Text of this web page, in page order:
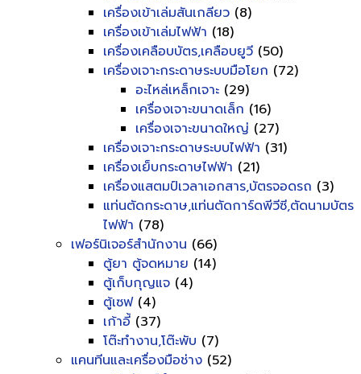
เครื่องเข้าเล่มสันเกลียว (8)
เครื่องเข้าเล่มไฟฟ้า (18)
เครื่องเคลือบบัตร,เคลือบยูวี (50)
เครื่องเจาะกระดาษระบบมือโยก (72)
อะไหล่เหล็กเจาะ (29)
เครื่องเจาะขนาดเล็ก (16)
เครื่องเจาะขนาดใหญ่ (27)
เครื่องเจาะกระดาษระบบไฟฟ้า (31)
เครื่องเย็บกระดาษไฟฟ้า (21)
เครื่องแสตมป์เวลาเอกสาร,บัตรจอดรถ (3)
แท่นตัดกระดาษ,แท่นตัดการ์ดพีวีซี,ตัดนามบัตร
ไฟฟ้า (78)
เฟอร์นิเจอร์สำนักงาน (66)
ตู้ยา ตู้จดหมาย (14)
ตู้เก็บกุญแจ (4)
ตู้เซฟ(4)
เก้าอี้ (37)
โต๊ะทำงาน,โต๊ะพับ (7)
แคนทีนและเครื่องมือช่าง (52)